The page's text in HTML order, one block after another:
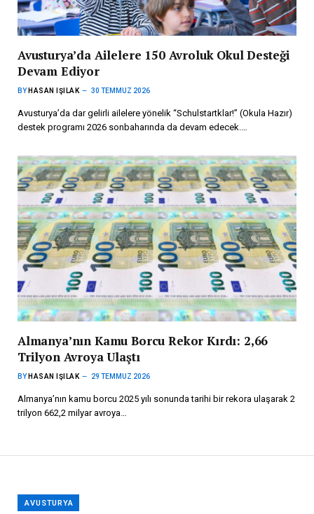
Avusturya’da Ailelere 150 Avroluk Okul Desteği
Devam Ediyor
BY HASAN IŞILAK 30 TEMMUZ 2026
Avusturya’da dar gelirli ailelere yönelik “Schulstartklar!” (Okula Hazır)
destek programı 2026 sonbaharında da devam edecek.…
Almanya’nın Kamu Borcu Rekor Kırdı: 2,66
Trilyon Avroya Ulaştı
BY HASAN IŞILAK 29 TEMMUZ 2026
Almanya’nın kamu borcu 2025 yılı sonunda tarihi bir rekora ulaşarak 2
trilyon 662,2 milyar avroya…
AVUSTURYA